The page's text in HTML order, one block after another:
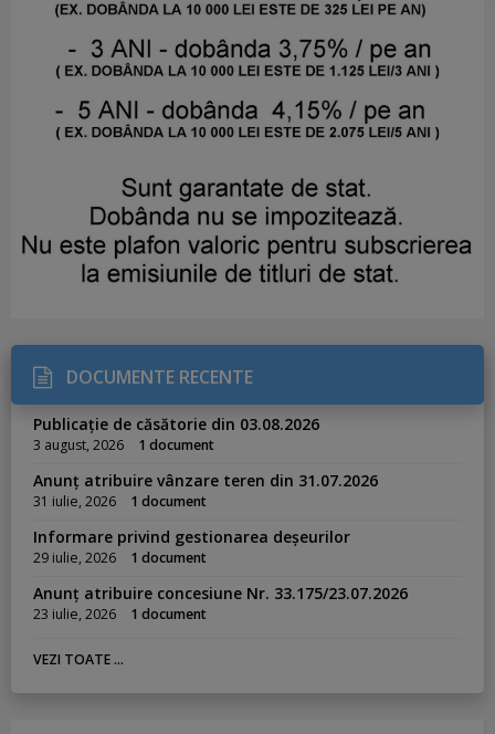
DOCUMENTE RECENTE
Publicație de căsătorie din 03.08.2026
3 august, 2026 1 document
Anunț atribuire vânzare teren din 31.07.2026
31 iulie, 2026 1 document
Informare privind gestionarea deșeurilor
29 iulie, 2026 1 document
Anunț atribuire concesiune Nr. 33.175/23.07.2026
23 iulie, 2026 1 document
VEZI TOATE ...